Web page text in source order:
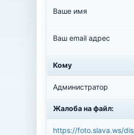
Ваше имя
Ваш email адрес
Кому
Администратор
Жалоба на файл:
https://foto.slava.ws/